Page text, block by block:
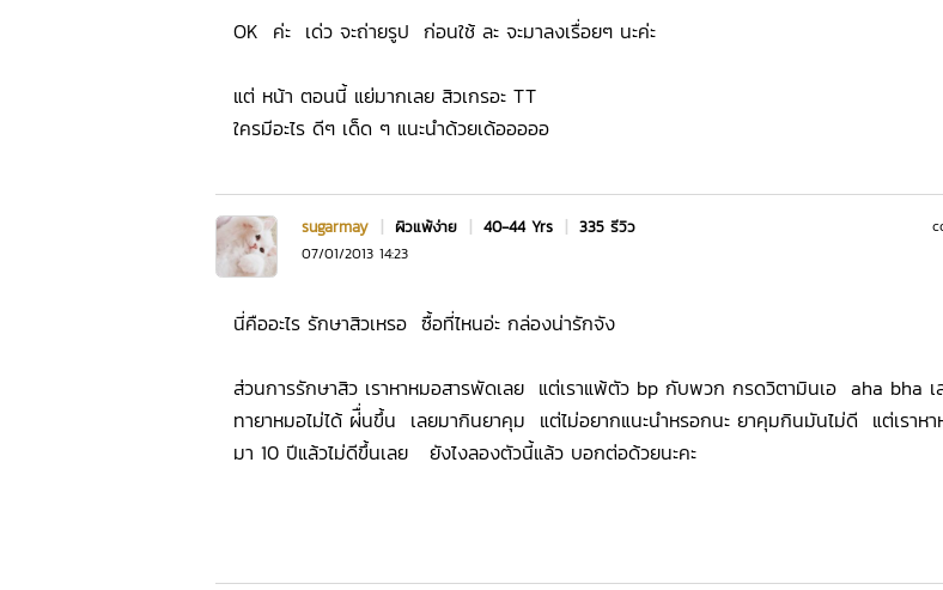
OK ค่ะ เด่ว จะถ่ายรูป ก่อนใช้ ละ จะมาลงเรื่อยๆ นะค่ะ
แต่ หน้า ตอนนี้ แย่มากเลย สิวเกรอะ TT
ใครมีอะไร ดีๆ เด็ด ๆ แนะนำด้วยเด้อออออ
sugarmay | ผิวแพ้ง่าย | 40-44 Yrs | 335 รีวิว
07/01/2013 14:23
นี่คืออะไร รักษาสิวเหรอ ซื้อที่ไหนอ่ะ กล่องน่ารักจัง
ส่วนการรักษาสิว เราหาหมอสารพัดเลย แต่เราแพ้ตัว bp กับพวก กรดวิตามินเอ aha bha เ
ทายาหมอไม่ได้ ผ่ื่นขึ้น เลยมากินยาคุม แต่ไม่อยากแนะนำหรอกนะ ยาคุมกินมันไม่ดี แต่เราห
มา 10 ปีแล้วไม่ดีขึ้นเลย ยังไงลองตัวนี้แล้ว บอกต่อด้วยนะคะ